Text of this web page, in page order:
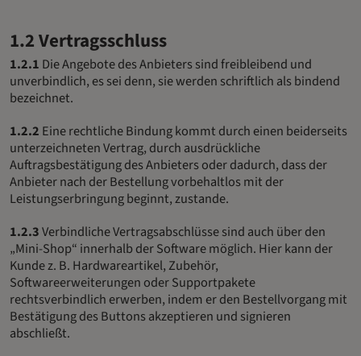
1.2 Vertragsschluss
1.2.1 Die Angebote des Anbieters sind freibleibend und
unverbindlich, es sei denn, sie werden schriftlich als bindend
bezeichnet.
1.2.2 Eine rechtliche Bindung kommt durch einen beiderseits
unterzeichneten Vertrag, durch ausdrückliche
Auftragsbestätigung des Anbieters oder dadurch, dass der
Anbieter nach der Bestellung vorbehaltlos mit der
Leistungserbringung beginnt, zustande.
1.2.3Verbindliche Vertragsabschlüsse sind auch über den
„Mini-Shop“ innerhalb der Software möglich. Hier kann der
Kunde z. B. Hardwareartikel, Zubehör,
Softwareerweiterungen oder Supportpakete
rechtsverbindlich erwerben, indem er den Bestellvorgang mit
Bestätigung des Buttons akzeptieren und signieren
abschließt.